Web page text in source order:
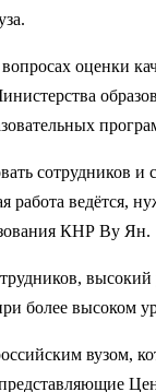
оценки
сотрудников и
работа
КНР Ву Ян.
высокий
более высоком
вузом,